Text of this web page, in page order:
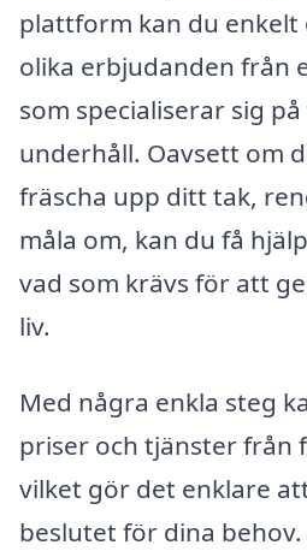
plattform kan du enkelt
olika erbjudanden från
som specialiserar sig
underhåll. Oavsett om
fräscha upp ditt tak,
måla om, kan du få
vad som krävs för att
liv.
Med några enkla steg
priser och tjänster från
vilket gör det enklare
beslutet för dina